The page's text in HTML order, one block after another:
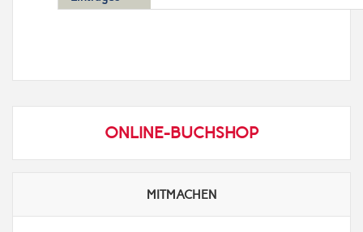
ONLINE-BUCHSHOP
MITMACHEN